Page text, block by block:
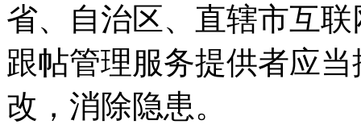
省、自治区、直辖市互
跟帖管理服务提供者应
改，消除隐患。